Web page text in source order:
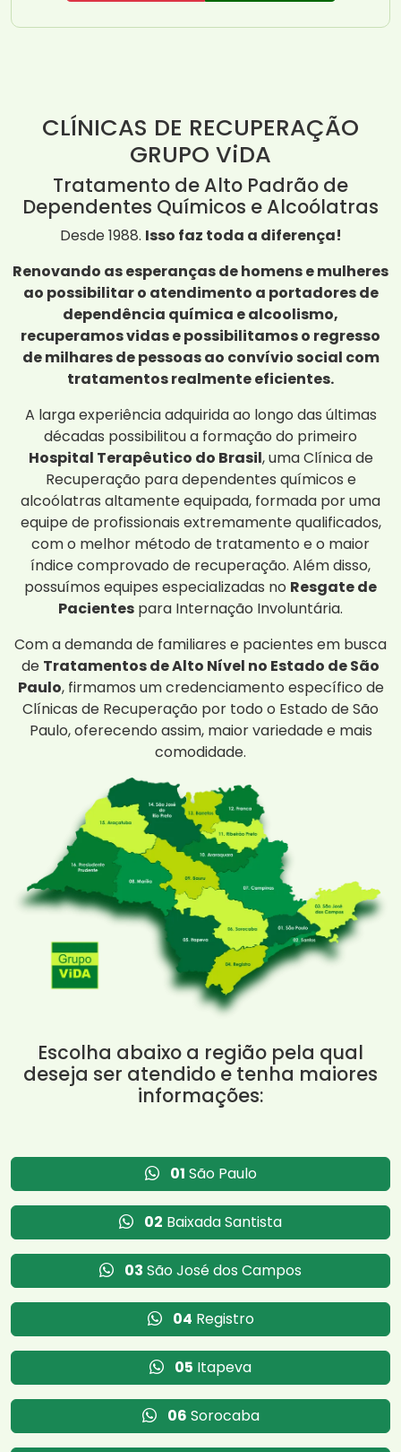
CLÍNICAS DE RECUPERAÇÃO
GRUPO ViDA
Tratamento de Alto Padrão de
Dependentes Químicos e Alcoólatras
Desde 1988. Isso faz toda a diferença!
Renovando as esperanças de homens e mulheres
ao possibilitar o atendimento a portadores de
dependência química e alcoolismo,
recuperamos vidas e possibilitamos o regresso
de milhares de pessoas ao convívio social com
tratamentos realmente eficientes.
A larga experiência adquirida ao longo das últimas
décadas possibilitou a formação do primeiro
Hospital Terapêutico do Brasil, uma Clínica de
Recuperação para dependentes químicos e
alcoólatras altamente equipada, formada por uma
equipe de profissionais extremamente qualificados,
com o melhor método de tratamento e o maior
índice comprovado de recuperação. Além disso,
possuímos equipes especializadas no Resgate de
Pacientes para Internação Involuntária.
Com a demanda de familiares e pacientes em busca
de Tratamentos de Alto Nível no Estado de São
Paulo, firmamos um credenciamento específico de
Clínicas de Recuperação por todo o Estado de São
Paulo, oferecendo assim, maior variedade e mais
comodidade.
Escolha abaixo a região pela qual
deseja ser atendido e tenha maiores
informações:
01 São Paulo
02 Baixada Santista
03 São José dos Campos
04 Registro
05 Itapeva
06 Sorocaba